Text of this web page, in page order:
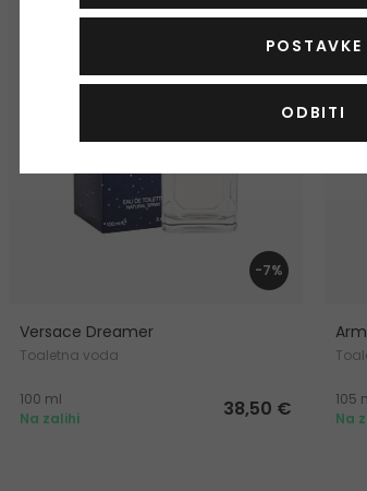
-7%
Versace Dreamer
Toaletna voda
100 ml
Na zalihi
38,50 €
105
Na
POSTAVKE
ODBITI